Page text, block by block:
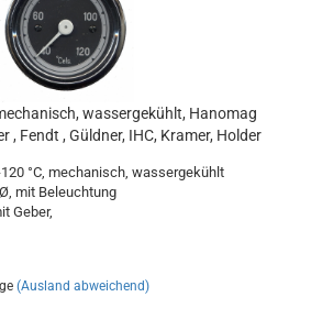
wassergekühlt, Hanomag
, Fendt , Güldner, IHC, Kramer, Holder
°C, mechanisch, wassergekühlt
mit Beleuchtung
Geber,
(Ausland abweichend)